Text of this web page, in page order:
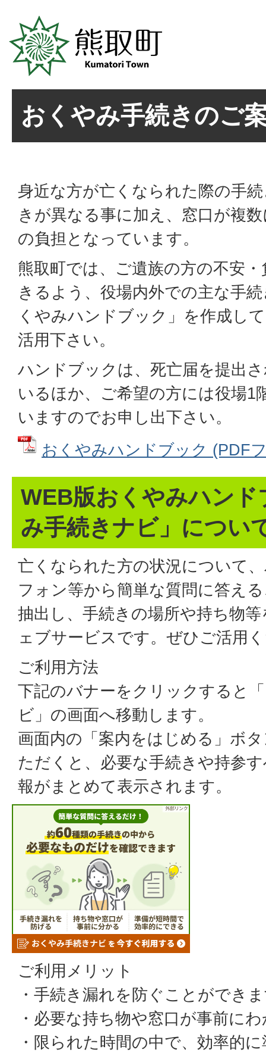
おくやみ手続きのご
身近な方が亡くなられた際の手
きが異なる事に加え、窓口が複
の負担となっています。
熊取町では、ご遺族の方の不安
きるよう、役場内外での主な手
くやみハンドブック」を作成し
活用下さい。
ハンドブックは、死亡届を提出
いるほか、ご希望の方には役場1
いますのでお申し出下さい。
おくやみハンドブック (PDF
WEB版おくやみハン
み手続きナビ」につい
亡くなられた方の状況について
フォン等から簡単な質問に答え
抽出し、手続きの場所や持ち物
ェブサービスです。ぜひご活用
ご利用方法
下記のバナーをクリックすると
ビ」の画面へ移動します。
画面内の「案内をはじめる」ボ
ただくと、必要な手続きや持参
報がまとめて表示されます。
ご利用メリット
・手続き漏れを防ぐことができ
・必要な持ち物や窓口が事前に
・限られた時間の中で、効率的